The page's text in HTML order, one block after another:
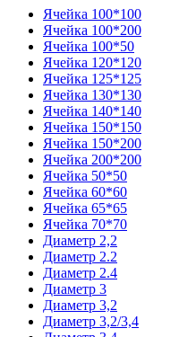
Ячейка 100*100
Ячейка 100*200
Ячейка 100*50
Ячейка 120*120
Ячейка 125*125
Ячейка 130*130
Ячейка 140*140
Ячейка 150*150
Ячейка 150*200
Ячейка 200*200
Ячейка 50*50
Ячейка 60*60
Ячейка 65*65
Ячейка 70*70
Диаметр 2,2
Диаметр 2.2
Диаметр 2.4
Диаметр 3
Диаметр 3,2
Диаметр 3,2/3,4